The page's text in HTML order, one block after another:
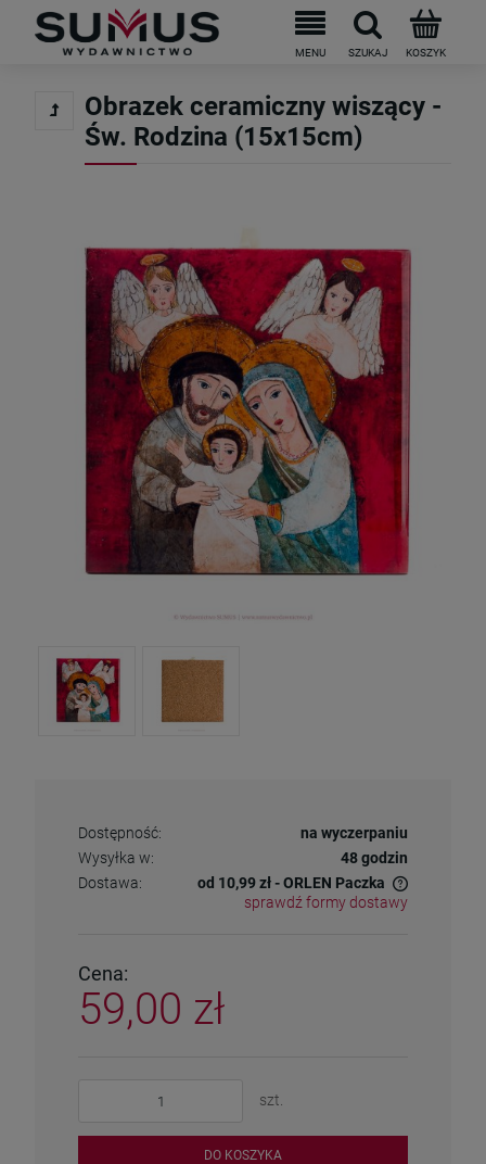
Do darmowej dostawy brakuje 199PLN
Obrazek ceramiczny wiszący -
Św. Rodzina (15x15cm)
Dostępność:
na wyczerpaniu
Wysyłka w:
48 godzin
Dostawa:
od 10,99 zł- ORLEN Paczka
Cena nie zawiera ewentualnych kosztów płatności
sprawdź formy dostawy
Cena:
59,00 zł
szt.
DO KOSZYKA